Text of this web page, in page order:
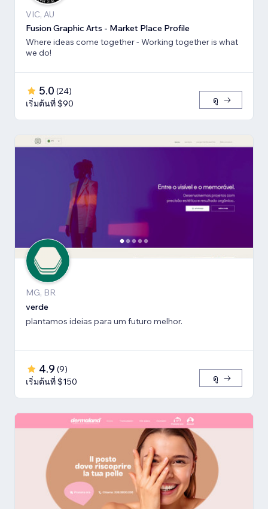
VIC, AU
Fusion Graphic Arts - Market Place Profile
Where ideas come together - Working together is what
we do!
5.0 (24)
เริ่มต้นที่ $90
ดู
MG, BR
verde
plantamos ideias para um futuro melhor.
4.9 (9)
เริ่มต้นที่ $150
ดู